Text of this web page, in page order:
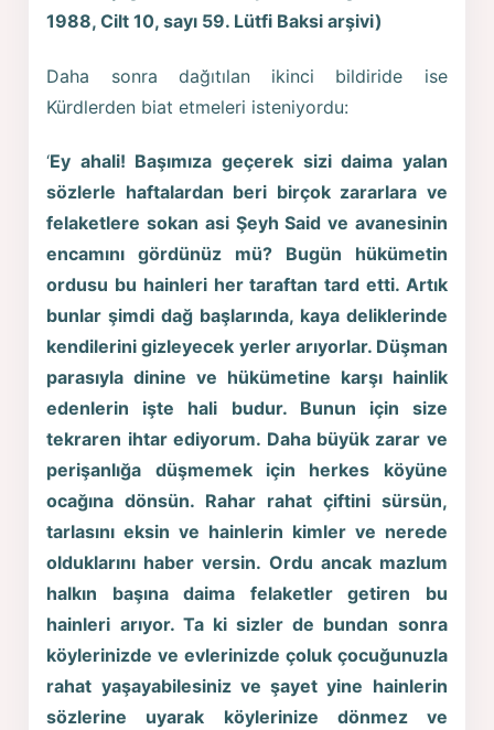
1988, Cilt 10, sayı 59. Lütfi Baksi arşivi)
Daha sonra dağıtılan ikinci bildiride ise
Kürdlerden biat etmeleri isteniyordu:
‘Ey ahali! Başımıza geçerek sizi daima yalan
sözlerle haftalardan beri birçok zararlara ve
felaketlere sokan asi Şeyh Said ve avanesinin
encamını gördünüz mü? Bugün hükümetin
ordusu bu hainleri her taraftan tard etti. Artık
bunlar şimdi dağ başlarında, kaya deliklerinde
kendilerini gizleyecek yerler arıyorlar. Düşman
parasıyla dinine ve hükümetine karşı hainlik
edenlerin işte hali budur. Bunun için size
tekraren ihtar ediyorum. Daha büyük zarar ve
perişanlığa düşmemek için herkes köyüne
ocağına dönsün. Rahar rahat çiftini sürsün,
tarlasını eksin ve hainlerin kimler ve nerede
olduklarını haber versin. Ordu ancak mazlum
halkın başına daima felaketler getiren bu
hainleri arıyor. Ta ki sizler de bundan sonra
köylerinizde ve evlerinizde çoluk çocuğunuzla
rahat yaşayabilesiniz ve şayet yine hainlerin
sözlerine uyarak köylerinize dönmez ve